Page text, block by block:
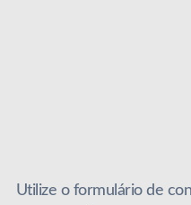
Utilize o formulário de